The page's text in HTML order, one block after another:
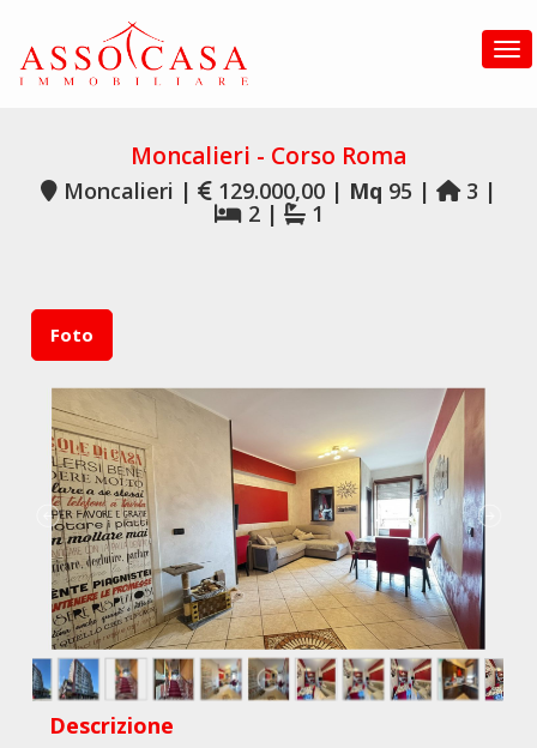
Moncalieri - Corso Roma
Moncalieri | 129.000,00 | Mq 95 | 3 |
2 | 1
Foto
Descrizione